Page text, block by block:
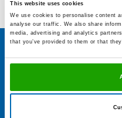
This website uses cookies
We use cookies to personalise content
analyse our traffic. We also share
media, advertising and analytics
that you’ve provided to them or that